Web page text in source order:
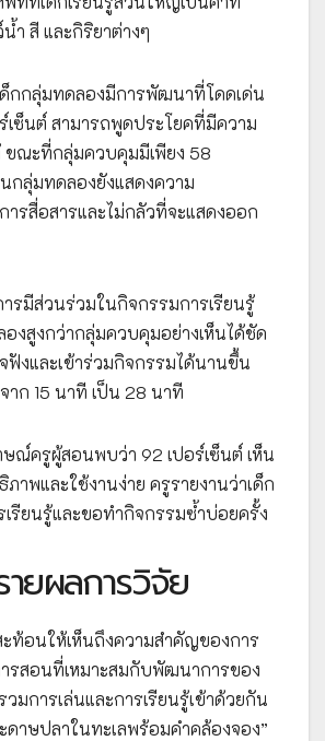
ำ สี และกิริยาต่างๆ
ด็กกลุ่มทดลองมีการพัฒนาที่โดดเด่น
เซ็นต์ สามารถพูดประโยคที่มีความ
ขณะที่กลุ่มควบคุมมีเพียง 58
นกลุ่มทดลองยังแสดงความ
รสื่อสารและไม่กลัวที่จะแสดงออก
รมีส่วนร่วมในกิจกรรมการเรียนรู้
งสูงกว่ากลุ่มควบคุมอย่างเห็นได้ชัด
ฟังและเข้าร่วมกิจกรรมได้นานขึ้น
าก 15 นาที เป็น 28 นาที
ณ์ครูผู้สอนพบว่า 92 เปอร์เซ็นต์ เห็น
าพและใช้งานง่าย ครูรายงานว่าเด็ก
รียนรู้และขอทำกิจกรรมซ้ำบ่อยครั้ง
ยผลการวิจัย
ท้อนให้เห็นถึงความสำคัญของการ
รสอนที่เหมาะสมกับพัฒนาการของ
มการเล่นและการเรียนรู้เข้าด้วยกัน
ดาษปลาในทะเลพร้อมคำคล้องจอง”